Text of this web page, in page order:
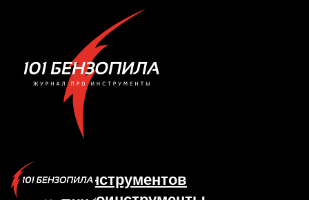
Виды инструментов